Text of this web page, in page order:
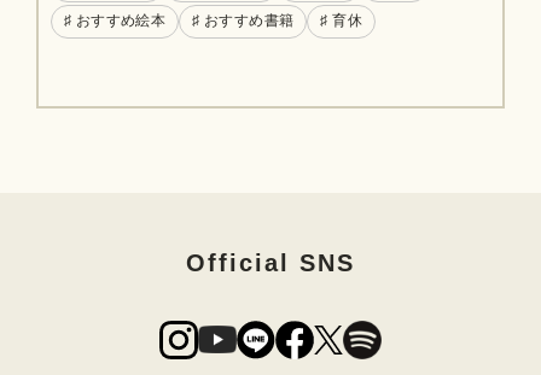
♯ おすすめ絵本 ♯ おすすめ書籍 ♯ 育休
Official SNS